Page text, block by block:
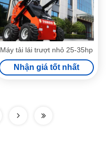
Máy tải lái trượt nhỏ 25-35hp
Nhận giá tốt nhất